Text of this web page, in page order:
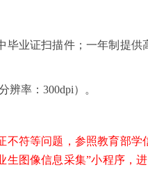
业证扫描件；一年制提供
率：300dpi）。
不符等问题，参照教育部
图像信息采集”小程序，